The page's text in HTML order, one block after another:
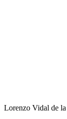
Lorenzo Vidal de